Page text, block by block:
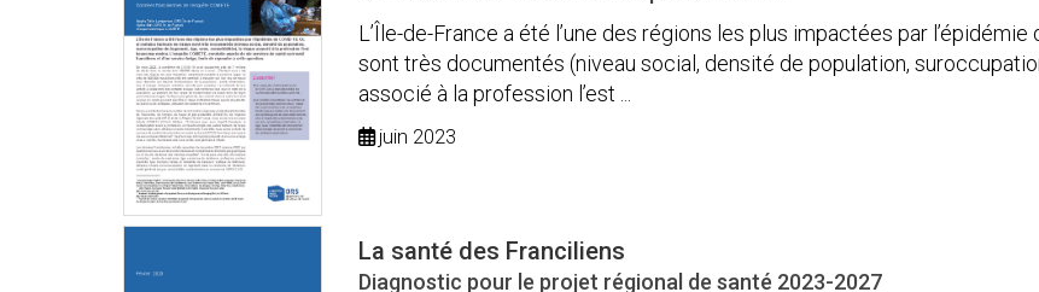
L’Île-de-France a été l’une des régions les plus impactées par
sont très documentés (niveau social, densité de population,
associé à la profession l’est ...
juin 2023
La santé des Franciliens
Diagnostic pour le projet régional de santé 2023-2027